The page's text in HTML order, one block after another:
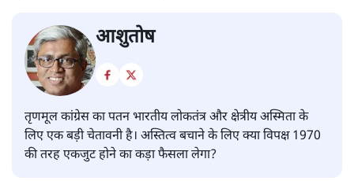
आशुतोष
तृणमूल कांग्रेस का पतन भारतीय लोकतंत्र और क्षेत्रीय अस्मिता के
लिए एक बड़ी चेतावनी है। अस्तित्व बचाने के लिए क्या विपक्ष 1970
की तरह एकजुट होने का कड़ा फैसला लेगा?